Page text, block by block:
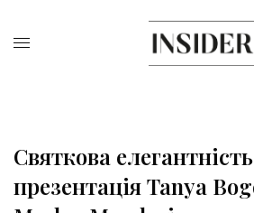
Святкова
презентація Tanya